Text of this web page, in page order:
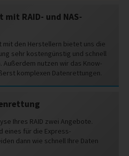
RAID- und NAS-
mit den Herstellern bietet uns die
sehr kostengünstig und schnell
Außerdem nutzen wir das Know-
komplexen Datenrettungen.
Ihres RAID zwei Angebote.
eines für die Express-
dann wie schnell Ihre Daten